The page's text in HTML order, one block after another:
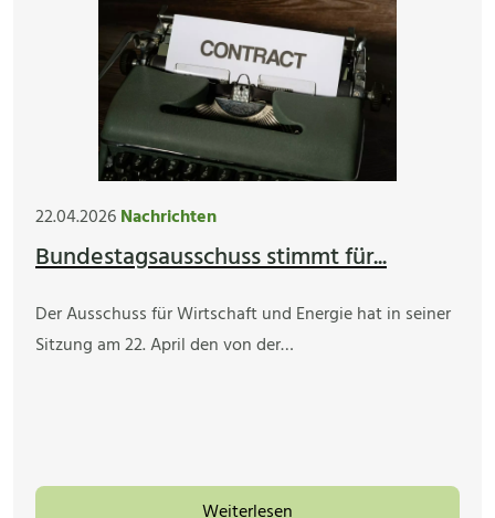
22.04.2026Nachrichten
Bundestagsausschuss stimmt für...
Der Ausschuss für Wirtschaft und Energie hat in seiner
Sitzung am 22. April den von der…